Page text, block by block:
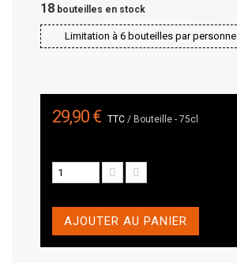
18 bouteilles en stock
Limitation à 6 bouteilles par personne
29,90 € TTC/ Bouteille - 75cl
AJOUTER AU PANIER